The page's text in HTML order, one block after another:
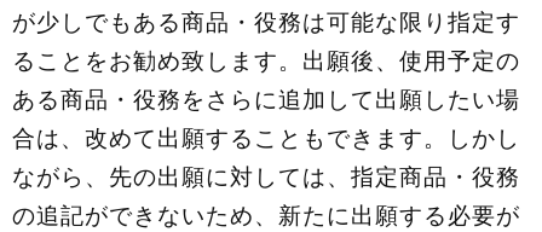
が少しでもある商品・役務は可能な限り指定す
ることをお勧め致します。出願後、使用予定の
ある商品・役務をさらに追加して出願したい場
合は、改めて出願することもできます。しかし
ながら、先の出願に対しては、指定商品・役務
の追記ができないため、新たに出願する必要が